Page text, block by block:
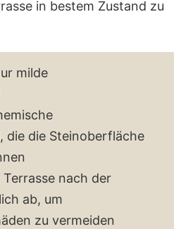
in bestem Zustand zu
milde
die die Steinoberfläche
nach der
ab, um
zu vermeiden